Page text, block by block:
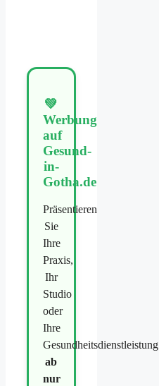
💚
Werbung
auf
Gesund-
in-
Gotha.de
Präsentieren
Sie
Ihre
Praxis,
Ihr
Studio
oder
Ihre
Gesundheitsdienstleistung
ab
nur